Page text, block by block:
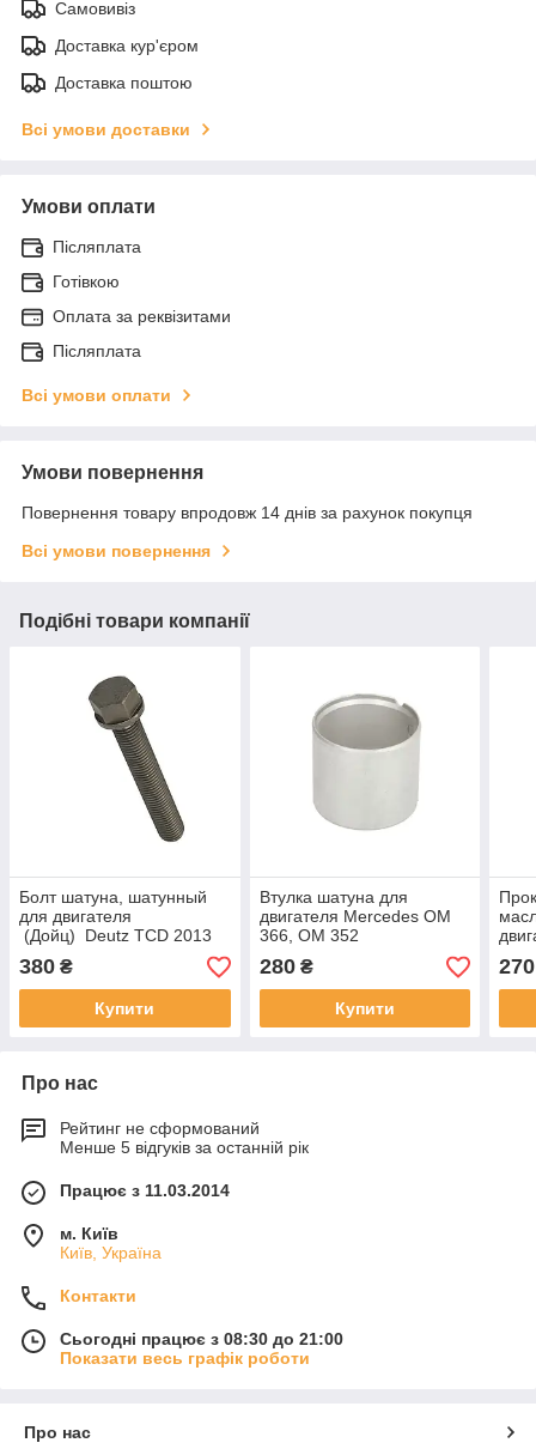
Самовивіз
Доставка кур'єром
Доставка поштою
Всі умови доставки
Умови оплати
Післяплата
Готівкою
Оплата за реквізитами
Післяплата
Всі умови оплати
Умови повернення
Повернення товару впродовж 14 днів за рахунок покупця
Всі умови повернення
Подібні товари компанії
Болт шатуна, шатунный
для двигателя
(Дойц) Deutz TCD 2013
4V
380 ₴
Купити
Втулка шатуна для
двигателя Mercedes OM
366, OM 352
280₴
Купити
270
Про нас
Рейтинг не сформований
Менше 5 відгуків за останній рік
Працює з 11.03.2014
м. Київ
Київ, Україна
Контакти
Сьогодні працює з 08:30 до 21:00
Показати весь графік роботи
Про нас